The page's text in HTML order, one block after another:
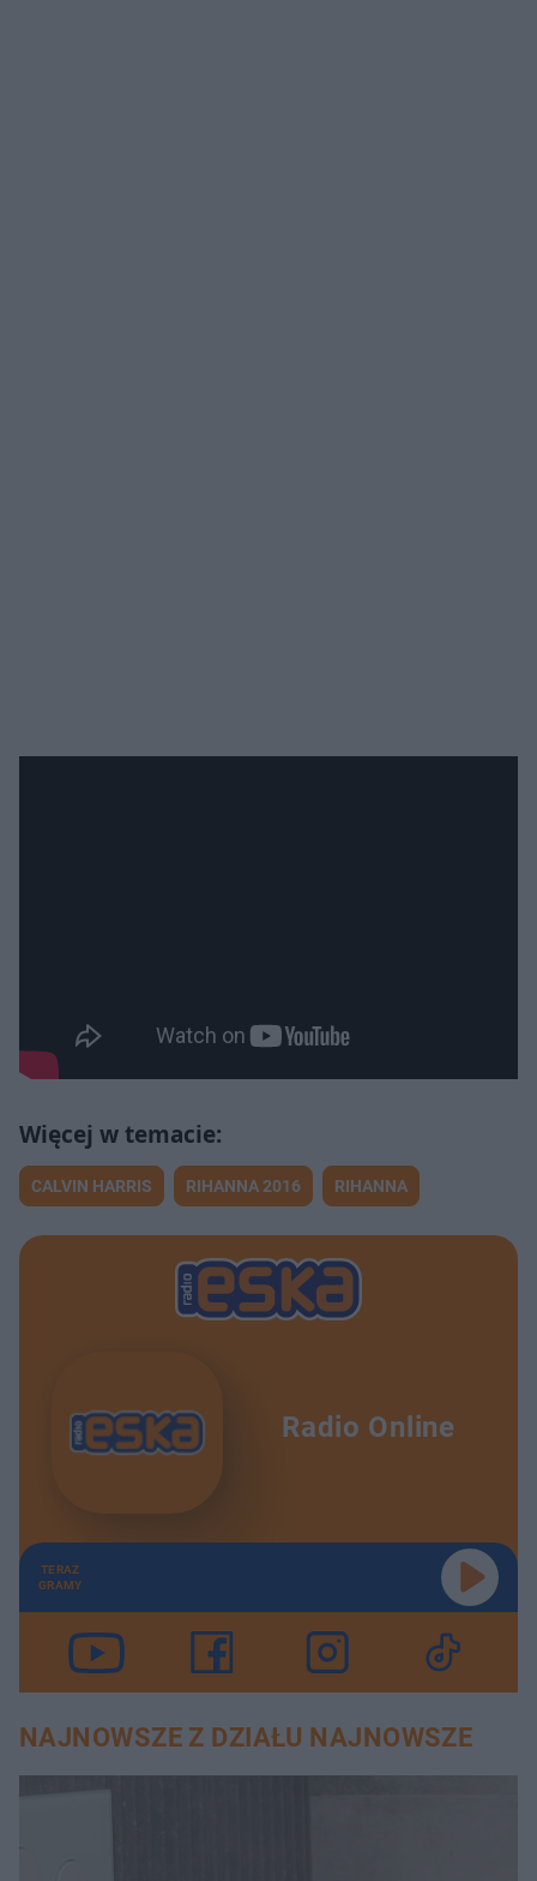
CALVIN HARRIS RIHANNA 2016 RIHANNA
Radio Online
TERAZ
GRAMY
NAJNOWSZE Z DZIAŁU NAJNOWSZE